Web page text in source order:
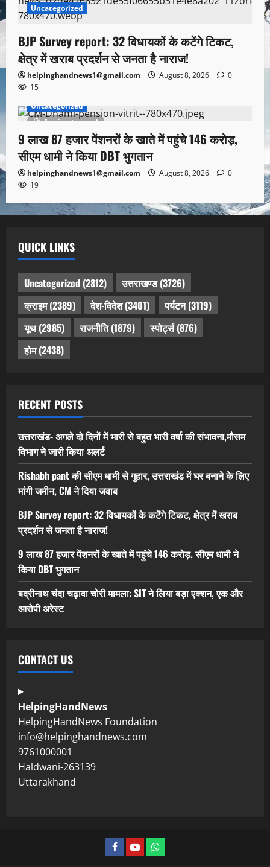
Uncategorized
BJP Survey report: 32 विधायकों के कटेंगे टिकट,
क्षेत्र में खराब प्रदर्शन से जनता है नाराज!
helpinghandnews1@gmail.com August 8, 2026
0
15
1 minute read
Uncategorized
9 लाख 87 हजार पेंशनरों के खाते में पहुंचे 146 करोड़,
सीएम धामी ने किया DBT भुगतान
helpinghandnews1@gmail.com August 8, 2026
0
19
QUICK LINKS
Uncategorized (2812) उत्तराखण्ड(3726)
क्राइम(2389) देश-विदेश(3401) पर्यटन(3119)
यूथ(2985) राजनीति(1879) स्पोर्ट्स(876)
होम(2438)
RECENT POSTS
उत्तराखंड- अगले दो दिनों में भारी से बहुत भारी वर्षा की संभावना,मौसम
विभाग ने जारी किया अलर्ट
Rishabh pant की सीएम धामी से गुहार, उत्तराखंड में घर बनाने के लिए
मांगी जमीन, CM ने दिया जवाब
BJP Survey report: 32 विधायकों के कटेंगे टिकट, क्षेत्र में खराब
प्रदर्शन से जनता है नाराज!
9 लाख 87 हजार पेंशनरों के खाते में पहुंचे 146 करोड़, सीएम धामी ने
किया DBT भुगतान
बद्रीनाथ चंदा चढ़ावा चोरी मामला: SIT ने लिया बड़ा एक्शन, एक और
आरोपी अरेस्ट
CONTACT US
HelpingHandNews
HelpingHandNews Foundation
info@helpinghandnews.com
9761000001
Haldwani-263139
Uttarakhand